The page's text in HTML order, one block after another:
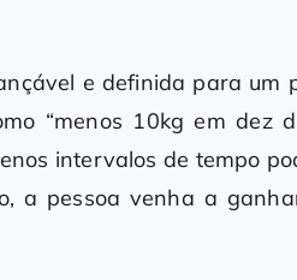
e definida para um
“menos 10kg em dez
intervalos de tempo
a pessoa venha a